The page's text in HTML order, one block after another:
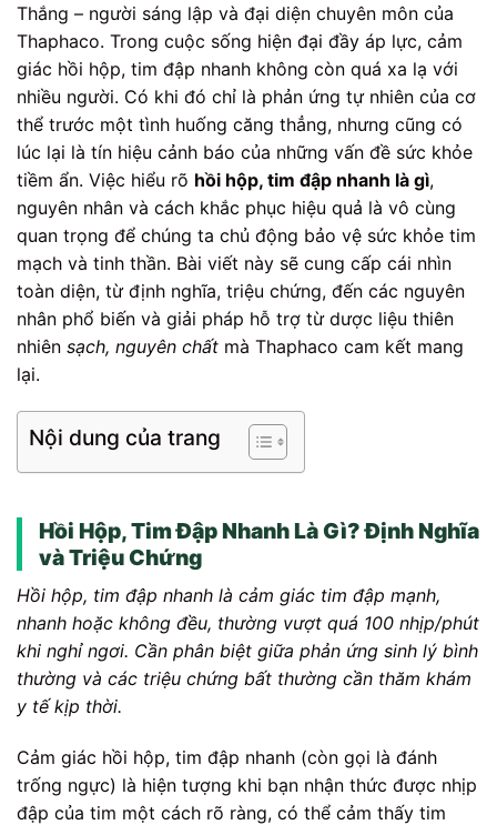
Thắng – người sáng lập và đại diện chuyên môn của
Thaphaco. Trong cuộc sống hiện đại đầy áp lực, cảm
giác hồi hộp, tim đập nhanh không còn quá xa lạ với
nhiều người. Có khi đó chỉ là phản ứng tự nhiên của cơ
thể trước một tình huống căng thẳng, nhưng cũng có
lúc lại là tín hiệu cảnh báo của những vấn đề sức khỏe
tiềm ẩn. Việc hiểu rõ hồi hộp, tim đập nhanh là gì,
nguyên nhân và cách khắc phục hiệu quả là vô cùng
quan trọng để chúng ta chủ động bảo vệ sức khỏe tim
mạch và tinh thần. Bài viết này sẽ cung cấp cái nhìn
toàn diện, từ định nghĩa, triệu chứng, đến các nguyên
nhân phổ biến và giải pháp hỗ trợ từ dược liệu thiên
nhiên sạch, nguyên chất mà Thaphaco cam kết mang
lại.
Nội dung của trang
Hồi Hộp, Tim Đập Nhanh Là Gì? Định Nghĩa
và Triệu Chứng
Hồi hộp, tim đập nhanh là cảm giác tim đập mạnh,
nhanh hoặc không đều, thường vượt quá 100 nhịp/phút
khi nghỉ ngơi. Cần phân biệt giữa phản ứng sinh lý bình
thường và các triệu chứng bất thường cần thăm khám
y tế kịp thời.
Cảm giác hồi hộp, tim đập nhanh (còn gọi là đánh
trống ngực) là hiện tượng khi bạn nhận thức được nhịp
đập của tim một cách rõ ràng, có thể cảm thấy tim